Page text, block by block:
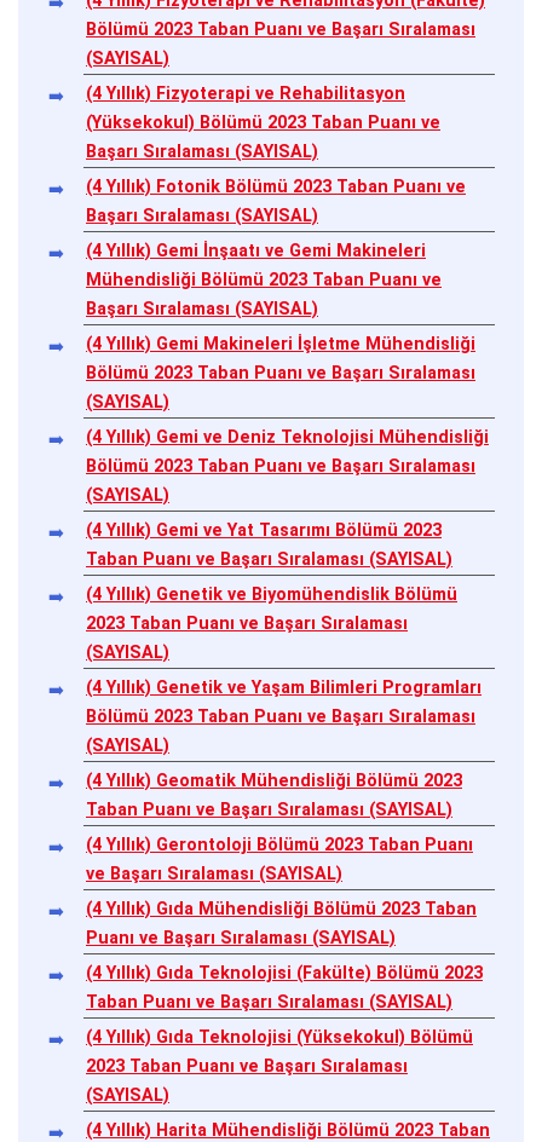
Bölümü 2023 Taban Puanı ve Başarı Sıralaması
(SAYISAL)
(4 Yıllık) Fizyoterapi ve Rehabilitasyon
(Yüksekokul) Bölümü 2023 Taban Puanı ve
Başarı Sıralaması (SAYISAL)
(4 Yıllık) Fotonik Bölümü 2023 Taban Puanı ve
Başarı Sıralaması (SAYISAL)
(4 Yıllık) Gemi İnşaatı ve Gemi Makineleri
Mühendisliği Bölümü 2023 Taban Puanı ve
Başarı Sıralaması (SAYISAL)
(4 Yıllık) Gemi Makineleri İşletme Mühendisliği
Bölümü 2023 Taban Puanı ve Başarı Sıralaması
(SAYISAL)
(4 Yıllık) Gemi ve Deniz Teknolojisi Mühendisliği
Bölümü 2023 Taban Puanı ve Başarı Sıralaması
(SAYISAL)
(4 Yıllık) Gemi ve Yat Tasarımı Bölümü 2023
Taban Puanı ve Başarı Sıralaması (SAYISAL)
(4 Yıllık) Genetik ve Biyomühendislik Bölümü
2023 Taban Puanı ve Başarı Sıralaması
(SAYISAL)
(4 Yıllık) Genetik ve Yaşam Bilimleri Programları
Bölümü 2023 Taban Puanı ve Başarı Sıralaması
(SAYISAL)
(4 Yıllık) Geomatik Mühendisliği Bölümü 2023
Taban Puanı ve Başarı Sıralaması (SAYISAL)
(4 Yıllık) Gerontoloji Bölümü 2023 Taban Puanı
ve Başarı Sıralaması (SAYISAL)
(4 Yıllık) Gıda Mühendisliği Bölümü 2023 Taban
Puanı ve Başarı Sıralaması (SAYISAL)
(4 Yıllık) Gıda Teknolojisi (Fakülte) Bölümü 2023
Taban Puanı ve Başarı Sıralaması (SAYISAL)
(4 Yıllık) Gıda Teknolojisi (Yüksekokul) Bölümü
2023 Taban Puanı ve Başarı Sıralaması
(SAYISAL)
(4 Yıllık) Harita Mühendisliği Bölümü 2023 Taban